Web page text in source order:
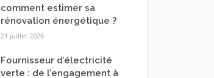
comment estimer sa
rénovation énergétique ?
21 juillet 2026
Fournisseur d’électricité
verte : de l’engagement à